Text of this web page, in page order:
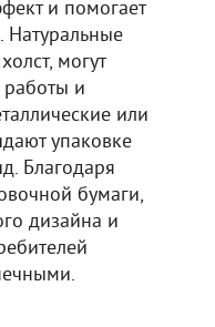
и помогает
Натуральные
могут
и
или
упаковке
Благодаря
бумаги,
дизайна и